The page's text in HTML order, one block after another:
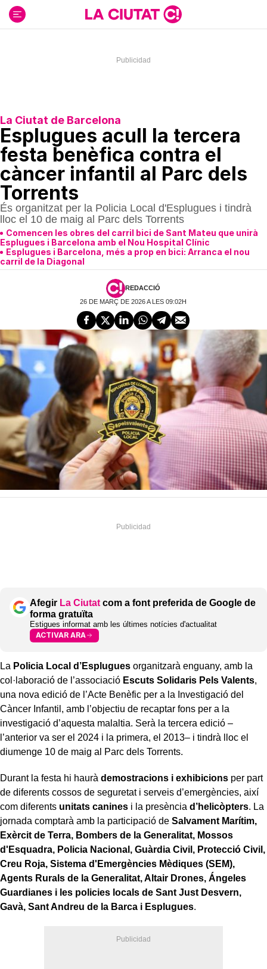
contenido
La Ciutat de Barcelona
Esplugues acull la tercera
festa benèfica contra el
càncer infantil al Parc dels
Torrents
És organitzat per la Policia Local d'Esplugues i tindrà
lloc el 10 de maig al Parc dels Torrents
Comencen les obres del carril bici de Sant Mateu que unirà
Esplugues i Barcelona amb el Nou Hospital Clínic
Esplugues i Barcelona, més a prop en bici: Arranca el nou
carril de la Diagonal
REDACCIÓ
26 DE MARÇ DE 2026 A LES 09:02H
Afegir La Ciutat com a font preferida de Google de
forma gratuïta
Estigues informat amb les últimes notícies d'actualitat
ACTIVAR ARA
La Policia Local d’Esplugues organitzarà enguany, amb la
col·laboració de l’associació Escuts Solidaris Pels Valents,
una nova edició de l’Acte Benèfic per a la Investigació del
Càncer Infantil, amb l’objectiu de recaptar fons per a la
investigació d’aquesta malaltia. Serà la tercera edició –
l’anterior va ser el 2024 i la primera, el 2013– i tindrà lloc el
diumenge 10 de maig al Parc dels Torrents.
Durant la festa hi haurà demostracions i exhibicions per part
de diferents cossos de seguretat i serveis d’emergències, així
com diferents unitats canines i la presència d’helicòpters. La
jornada comptarà amb la participació de Salvament Marítim,
Exèrcit de Terra, Bombers de la Generalitat, Mossos
d'Esquadra, Policia Nacional, Guàrdia Civil, Protecció Civil,
Creu Roja, Sistema d'Emergències Mèdiques (SEM),
Agents Rurals de la Generalitat, Altair Drones, Ángeles
Guardianes i les policies locals de Sant Just Desvern,
Gavà, Sant Andreu de la Barca i Esplugues.